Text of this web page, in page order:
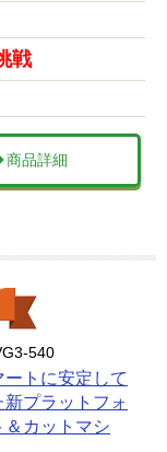
戦
商品詳細
540
トに安定して
プラットフォ
カットマシ